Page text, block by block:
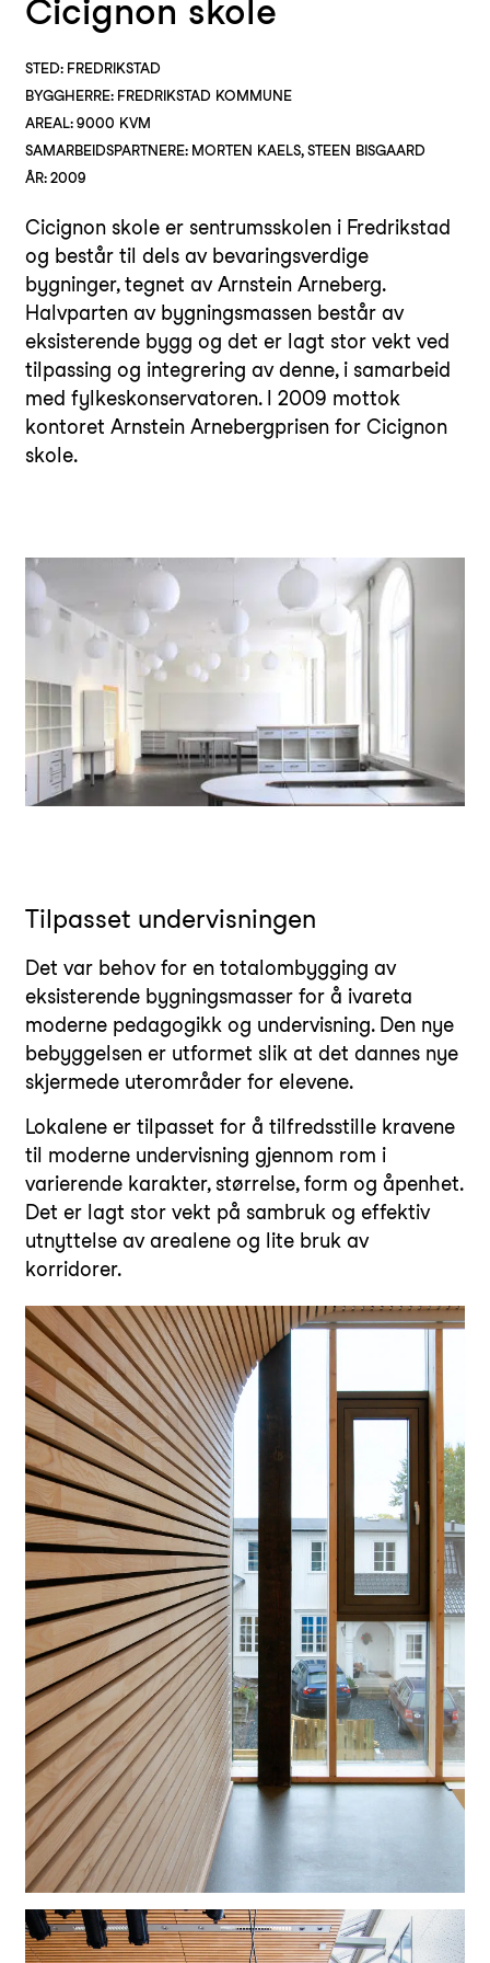
Cicignon skole
STED: FREDRIKSTAD
BYGGHERRE: FREDRIKSTAD KOMMUNE
AREAL: 9000 KVM
SAMARBEIDSPARTNERE: MORTEN KAELS, STEEN BISGAARD
ÅR: 2009
Cicignon skole er sentrumsskolen i Fredrikstad
og består til dels av bevaringsverdige
bygninger, tegnet av Arnstein Arneberg.
Halvparten av bygningsmassen består av
eksisterende bygg og det er lagt stor vekt ved
tilpassing og integrering av denne, i samarbeid
med fylkeskonservatoren. I 2009 mottok
kontoret Arnstein Arnebergprisen for Cicignon
skole.
Tilpasset undervisningen
Det var behov for en totalombygging av
eksisterende bygningsmasser for å ivareta
moderne pedagogikk og undervisning. Den nye
bebyggelsen er utformet slik at det dannes nye
skjermede uterområder for elevene.
Lokalene er tilpasset for å tilfredsstille kravene
til moderne undervisning gjennom rom i
varierende karakter, størrelse, form og åpenhet.
Det er lagt stor vekt på sambruk og effektiv
utnyttelse av arealene og lite bruk av
korridorer.